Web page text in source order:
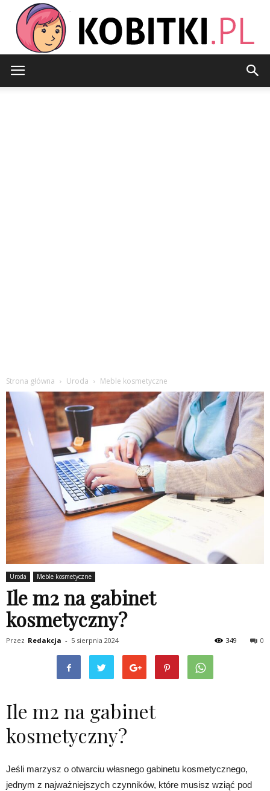
Strona główna Uroda Meble kosmetyczne
Uroda Meble kosmetyczne
Ile m2 na gabinet
kosmetyczny?
Przez Redakcja - 5 sierpnia 2024 0
349
Ile m2 na gabinet
kosmetyczny?
Jeśli marzysz o otwarciu własnego gabinetu kosmetycznego,
jednym z najważniejszych czynników, które musisz wziąć pod